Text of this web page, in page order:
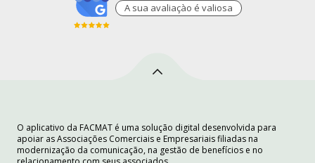
A sua avaliaçào é valiosa
O aplicativo da FACMAT é uma solução digital desenvolvida para
apoiar as Associações Comerciais e Empresariais filiadas na
modernização da comunicação, na gestão de benefícios e no